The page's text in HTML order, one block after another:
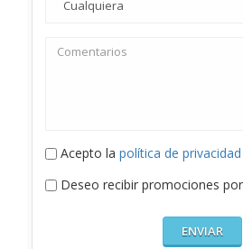
Acepto la política de privacidad
Deseo recibir promociones